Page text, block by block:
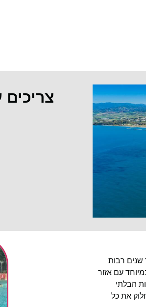
שנים רבות
עם אזור
הבלתי
את כל